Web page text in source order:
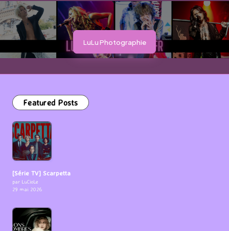
LuLu Photographie
Featured Posts
[Série TV] Scarpetta
par LuCioLe
29 mai 2026